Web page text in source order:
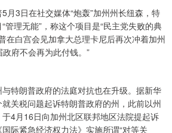
月3日在社交媒体“炮轰”加州州长纽森，特
管理无能”，称这个项目是“民主党失败的典
在白宫会见加拿大总理卡尼后再次冲着加州
政府不会再为此付钱。”
特朗普政府的法庭对抗也在升级。据新华
关税问题起诉特朗普政府的州，此前以州
4月16日向加州北区联邦地区法院提起诉
际紧急经济权力法》实施所谓“对等关